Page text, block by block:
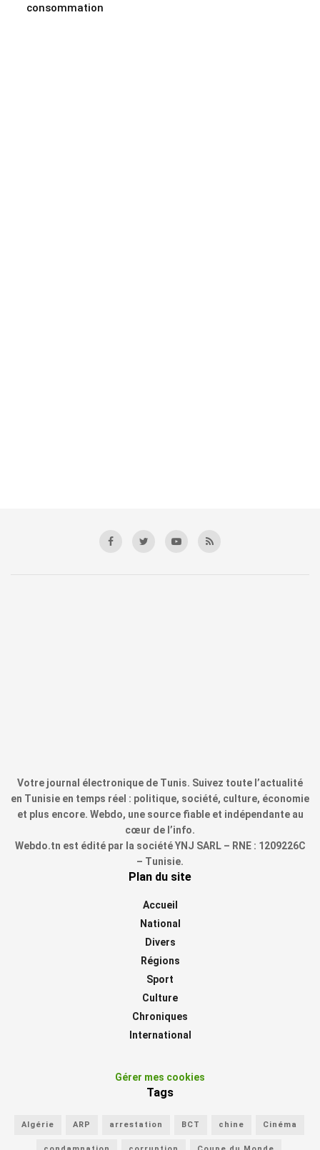
consommation
Votre journal électronique de Tunis. Suivez toute l’actualité
en Tunisie en temps réel : politique, société, culture, économie
et plus encore. Webdo, une source fiable et indépendante au
cœur de l’info.
Webdo.tn est édité par la société YNJ SARL – RNE : 1209226C
– Tunisie.
Plan du site
Accueil
National
Divers
Régions
Sport
Culture
Chroniques
International
Gérer mes cookies
Tags
Algérie ARP arrestation BCT chine Cinéma